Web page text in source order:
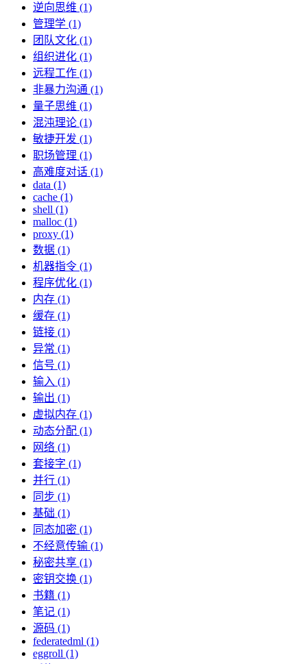
逆向思维 (1)
管理学 (1)
团队文化 (1)
组织进化 (1)
远程工作 (1)
非暴力沟通 (1)
量子思维 (1)
混沌理论 (1)
敏捷开发 (1)
职场管理 (1)
高难度对话 (1)
data (1)
cache (1)
shell (1)
malloc (1)
proxy (1)
数据 (1)
机器指令 (1)
程序优化 (1)
内存 (1)
缓存 (1)
链接 (1)
异常 (1)
信号 (1)
输入 (1)
输出 (1)
虚拟内存 (1)
动态分配 (1)
网络 (1)
套接字 (1)
并行 (1)
同步 (1)
基础 (1)
同态加密 (1)
不经意传输 (1)
秘密共享 (1)
密钥交换 (1)
书籍 (1)
笔记 (1)
源码 (1)
federatedml (1)
eggroll (1)